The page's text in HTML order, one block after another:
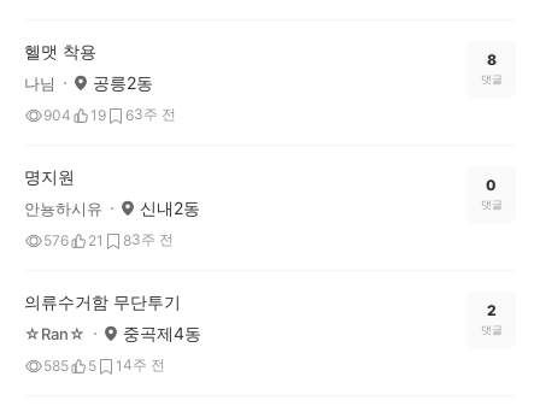
헬맷 착용
나님 공릉2동
904 19 63주 전
8
댓글
명지원
안뇽하시유 신내2동
576 21 83주 전
0
댓글
의류수거함 무단투기
☆Ran☆ 중곡제4동
585 5 14주 전
2
댓글